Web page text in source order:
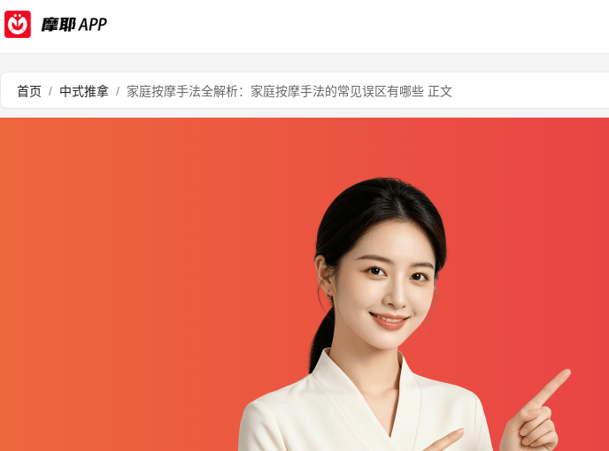
首页 / 中式推拿 / 家庭按摩手法全解析：家庭按摩手法的常见误区有哪些 正文